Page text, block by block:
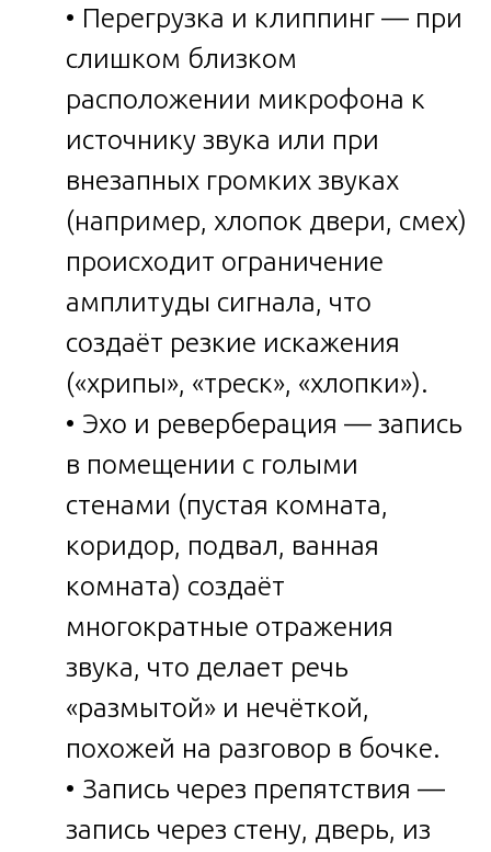
• Перегрузка и клиппинг — при
слишком близком
расположении микрофона к
источнику звука или при
внезапных громких звуках
(например, хлопок двери, смех)
происходит ограничение
амплитуды сигнала, что
создаёт резкие искажения
(«хрипы», «треск», «хлопки»).
• Эхо и реверберация — запись
в помещении с голыми
стенами (пустая комната,
коридор, подвал, ванная
комната) создаёт
многократные отражения
звука, что делает речь
«размытой» и нечёткой,
похожей на разговор в бочке.
• Запись через препятствия —
запись через стену, дверь, из